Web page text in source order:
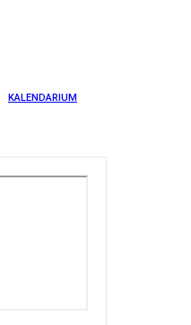
KALENDARIUM